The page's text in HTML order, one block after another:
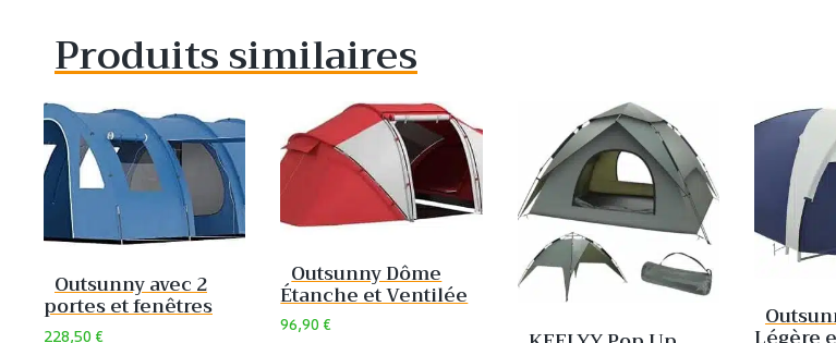
Produits similaires
Outsunny avec 2
portes et fenêtres
Outsunny Dôme
Étanche et Ventilée
96,90€